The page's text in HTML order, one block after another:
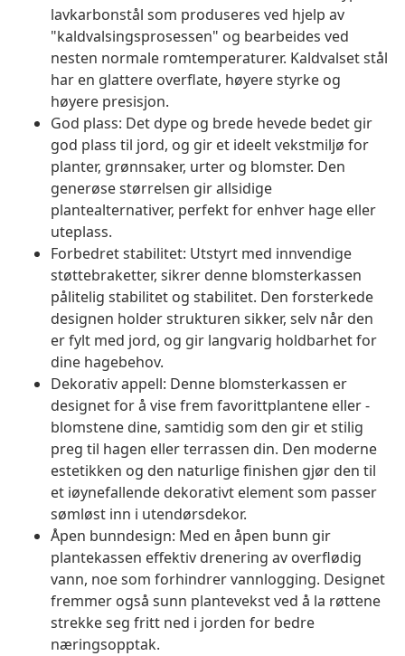
lavkarbonstål som produseres ved hjelp av
"kaldvalsingsprosessen" og bearbeides ved
nesten normale romtemperaturer. Kaldvalset stål
har en glattere overflate, høyere styrke og
høyere presisjon.
God plass: Det dype og brede hevede bedet gir
god plass til jord, og gir et ideelt vekstmiljø for
planter, grønnsaker, urter og blomster. Den
generøse størrelsen gir allsidige
plantealternativer, perfekt for enhver hage eller
uteplass.
Forbedret stabilitet: Utstyrt med innvendige
støttebraketter, sikrer denne blomsterkassen
pålitelig stabilitet og stabilitet. Den forsterkede
designen holder strukturen sikker, selv når den
er fylt med jord, og gir langvarig holdbarhet for
dine hagebehov.
Dekorativ appell: Denne blomsterkassen er
designet for å vise frem favorittplantene eller -
blomstene dine, samtidig som den gir et stilig
preg til hagen eller terrassen din. Den moderne
estetikken og den naturlige finishen gjør den til
et iøynefallende dekorativt element som passer
sømløst inn i utendørsdekor.
Åpen bunndesign: Med en åpen bunn gir
plantekassen effektiv drenering av overflødig
vann, noe som forhindrer vannlogging. Designet
fremmer også sunn plantevekst ved å la røttene
strekke seg fritt ned i jorden for bedre
næringsopptak.